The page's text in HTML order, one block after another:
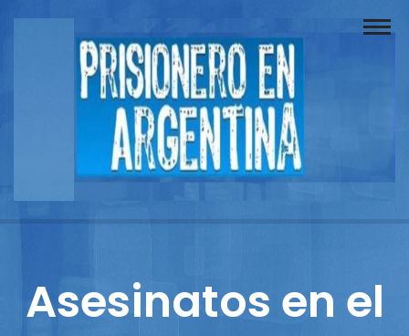
Buscador
Documentos
Reportajes
Asesinatos en el